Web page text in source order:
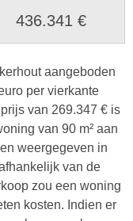
436.341 €
aangeboden
per vierkante
van 269.347 € is
van 90 m² aan
weergegeven in
van de
zou een woning
kosten. Indien er